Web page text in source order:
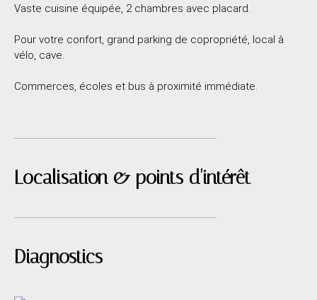
Vaste cuisine équipée, 2 chambres avec placard.
Pour votre confort, grand parking de copropriété, local à
vélo, cave.
Commerces, écoles et bus à proximité immédiate.
Localisation & points d'intérêt
Diagnostics